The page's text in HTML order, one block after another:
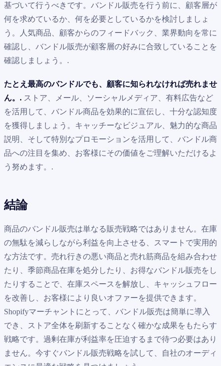
基づいて行うべきです。バンドル販売を行う前に、顧客層が
何を求めているか、何を必要としているかを検討しましょ
う。人気商品、顧客からのフィードバック、業界動向を常に
確認し、バンドル販売が顧客層の好みに合致していることを
確認しましょう。.
たとえ最高のバンドルでも、顧客に知られなければ売れませ
ん。. ストア、メール、ソーシャルメディア、有料広告など
を活用して、バンドル商品を効果的に宣伝し、十分な認知度
を獲得しましょう。キャッチーなビジュアル、魅力的な商品
説明、そして特別なプロモーションを活用して、バンドル商
品への注目を集め、お客様にその価値をご理解いただけるよ
う努めます。.
結論
商品のバンドル販売は単なる販売戦略ではありません。在庫
の無駄を減らしながら利益を向上させる、スマートで実用的
な方法です。売れ行きの悪い商品と売れ筋商品を組み合わせ
たり、季節商品在庫を処分したり、お得なバンドル販売をし
たりすることで、在庫スペースを解放し、キャッシュフロー
を改善し、お客様により良いオファーを提供できます。
Shopifyマーチャントにとって、バンドル販売は簡単に導入
でき、ストア全体を刷新することなく確かな成果をもたらす
戦略です。過剰在庫が利益率を圧迫するまで待つ必要はあり
ません。今すぐバンドル販売戦略を試して、自社のオーディ